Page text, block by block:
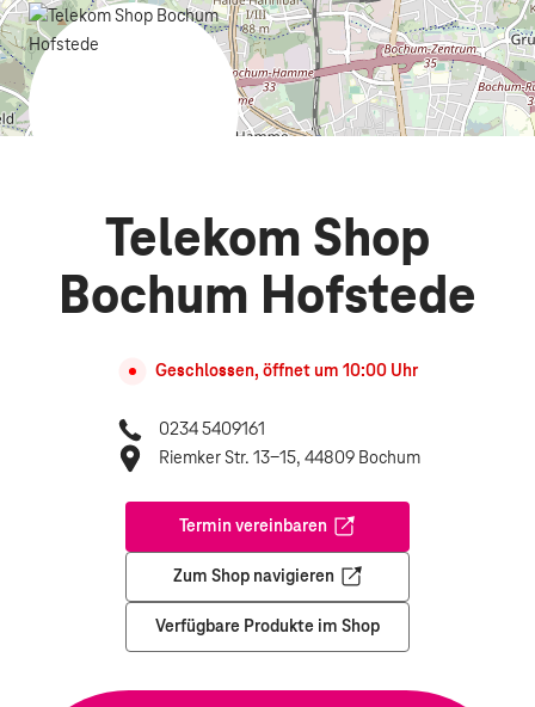
Telekom Shop
Bochum Hofstede
Geschlossen, öffnet um 10:00 Uhr
0234 5409161
Riemker Str. 13-15, 44809 Bochum
Termin vereinbaren
Öffnet in einem neuen Tab
Zum Shop navigieren
Öffnet in einem neuen Tab
Verfügbare Produkte im Shop